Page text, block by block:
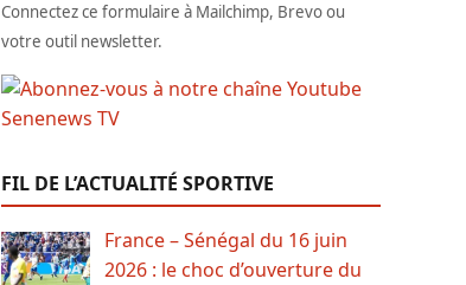
Connectez ce formulaire à Mailchimp, Brevo ou
votre outil newsletter.
FIL DE L’ACTUALITÉ SPORTIVE
France – Sénégal du 16 juin
2026 : le choc d’ouverture du